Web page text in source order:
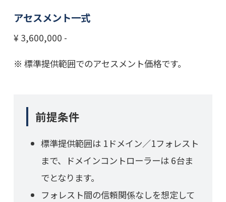
アセスメント一式
¥ 3,600,000 -
標準提供範囲でのアセスメント価格です。
前提条件
標準提供範囲は 1ドメイン／1フォレスト
まで、ドメインコントローラーは 6台ま
でとなります。
フォレスト間の信頼関係なしを想定して